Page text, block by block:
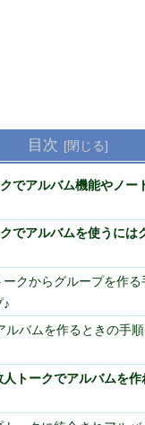
目次
でアルバム機能やノー
でアルバムを使うには
ークからグループを作
♪
ルバムを作るときの手
人トークでアルバムを